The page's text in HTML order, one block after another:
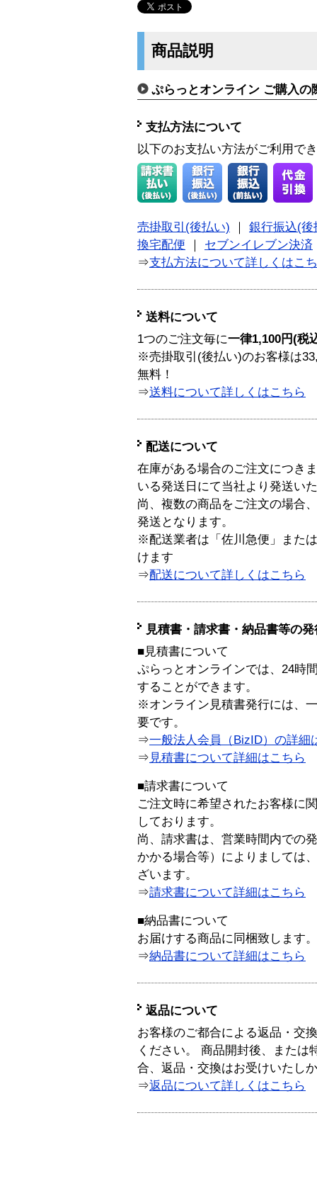
商品説明
ぷらっとオンライン ご購入の
支払方法について
以下のお支払い方法がご利用で
売掛取引(後払い)
銀行振込(後
換宅配便
セブンイレブン決済
⇒支払方法について詳しくはこ
送料について
1つのご注文毎に一律1,100円(税
※売掛取引(後払い)のお客様は
無料！
⇒送料について詳しくはこちら
配送について
在庫がある場合のご注文につき
いる発送日にて当社より発送い
尚、複数の商品をご注文の場合
発送となります。
※配送業者は「佐川急便」また
けます
⇒配送について詳しくはこちら
見積書・請求書・納品書等の
■見積書について
ぷらっとオンラインでは、24時
することができます。
※オンライン見積書発行には、
要です。
⇒一般法人会員（BizID）の詳細
⇒ 見積書について詳細はこちら
■請求書について
ご注文時に希望されたお客様に
しております。
尚、請求書は、営業時間内での
かかる場合等）によりましては
ざいます。
⇒請求書について詳細はこちら
■納品書について
お届けする商品に同梱致します。
⇒納品書について詳細はこちら
返品について
お客様のご都合による返品・交
ください。 商品開封後、または
合、返品・交換はお受けいたし
⇒返品について詳しくはこちら